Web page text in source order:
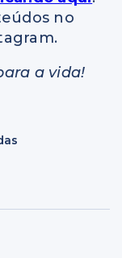
no
a vida!